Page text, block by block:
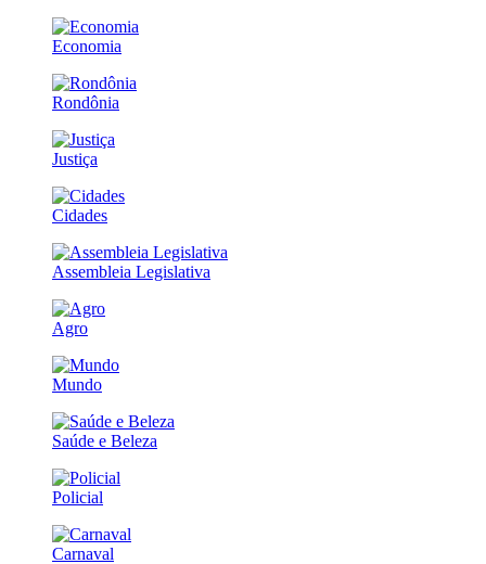
Economia
Rondônia
Justiça
Cidades
Assembleia Legislativa
Agro
Mundo
Saúde e Beleza
Policial
Carnaval